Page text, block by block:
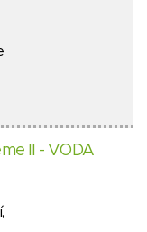
II - VODA